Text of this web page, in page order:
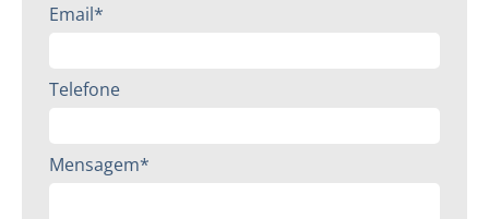
Email*
Telefone
Mensagem*